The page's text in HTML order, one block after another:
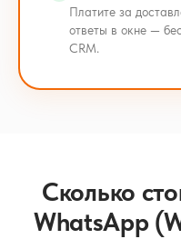
Платите за
ответы в окне —
CRM.
Сколько
WhatsApp